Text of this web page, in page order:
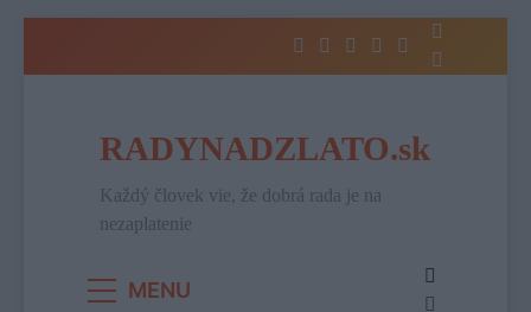
RADYNADZLATO.sk
Každý človek vie, že dobrá rada je na
nezaplatenie
MENU